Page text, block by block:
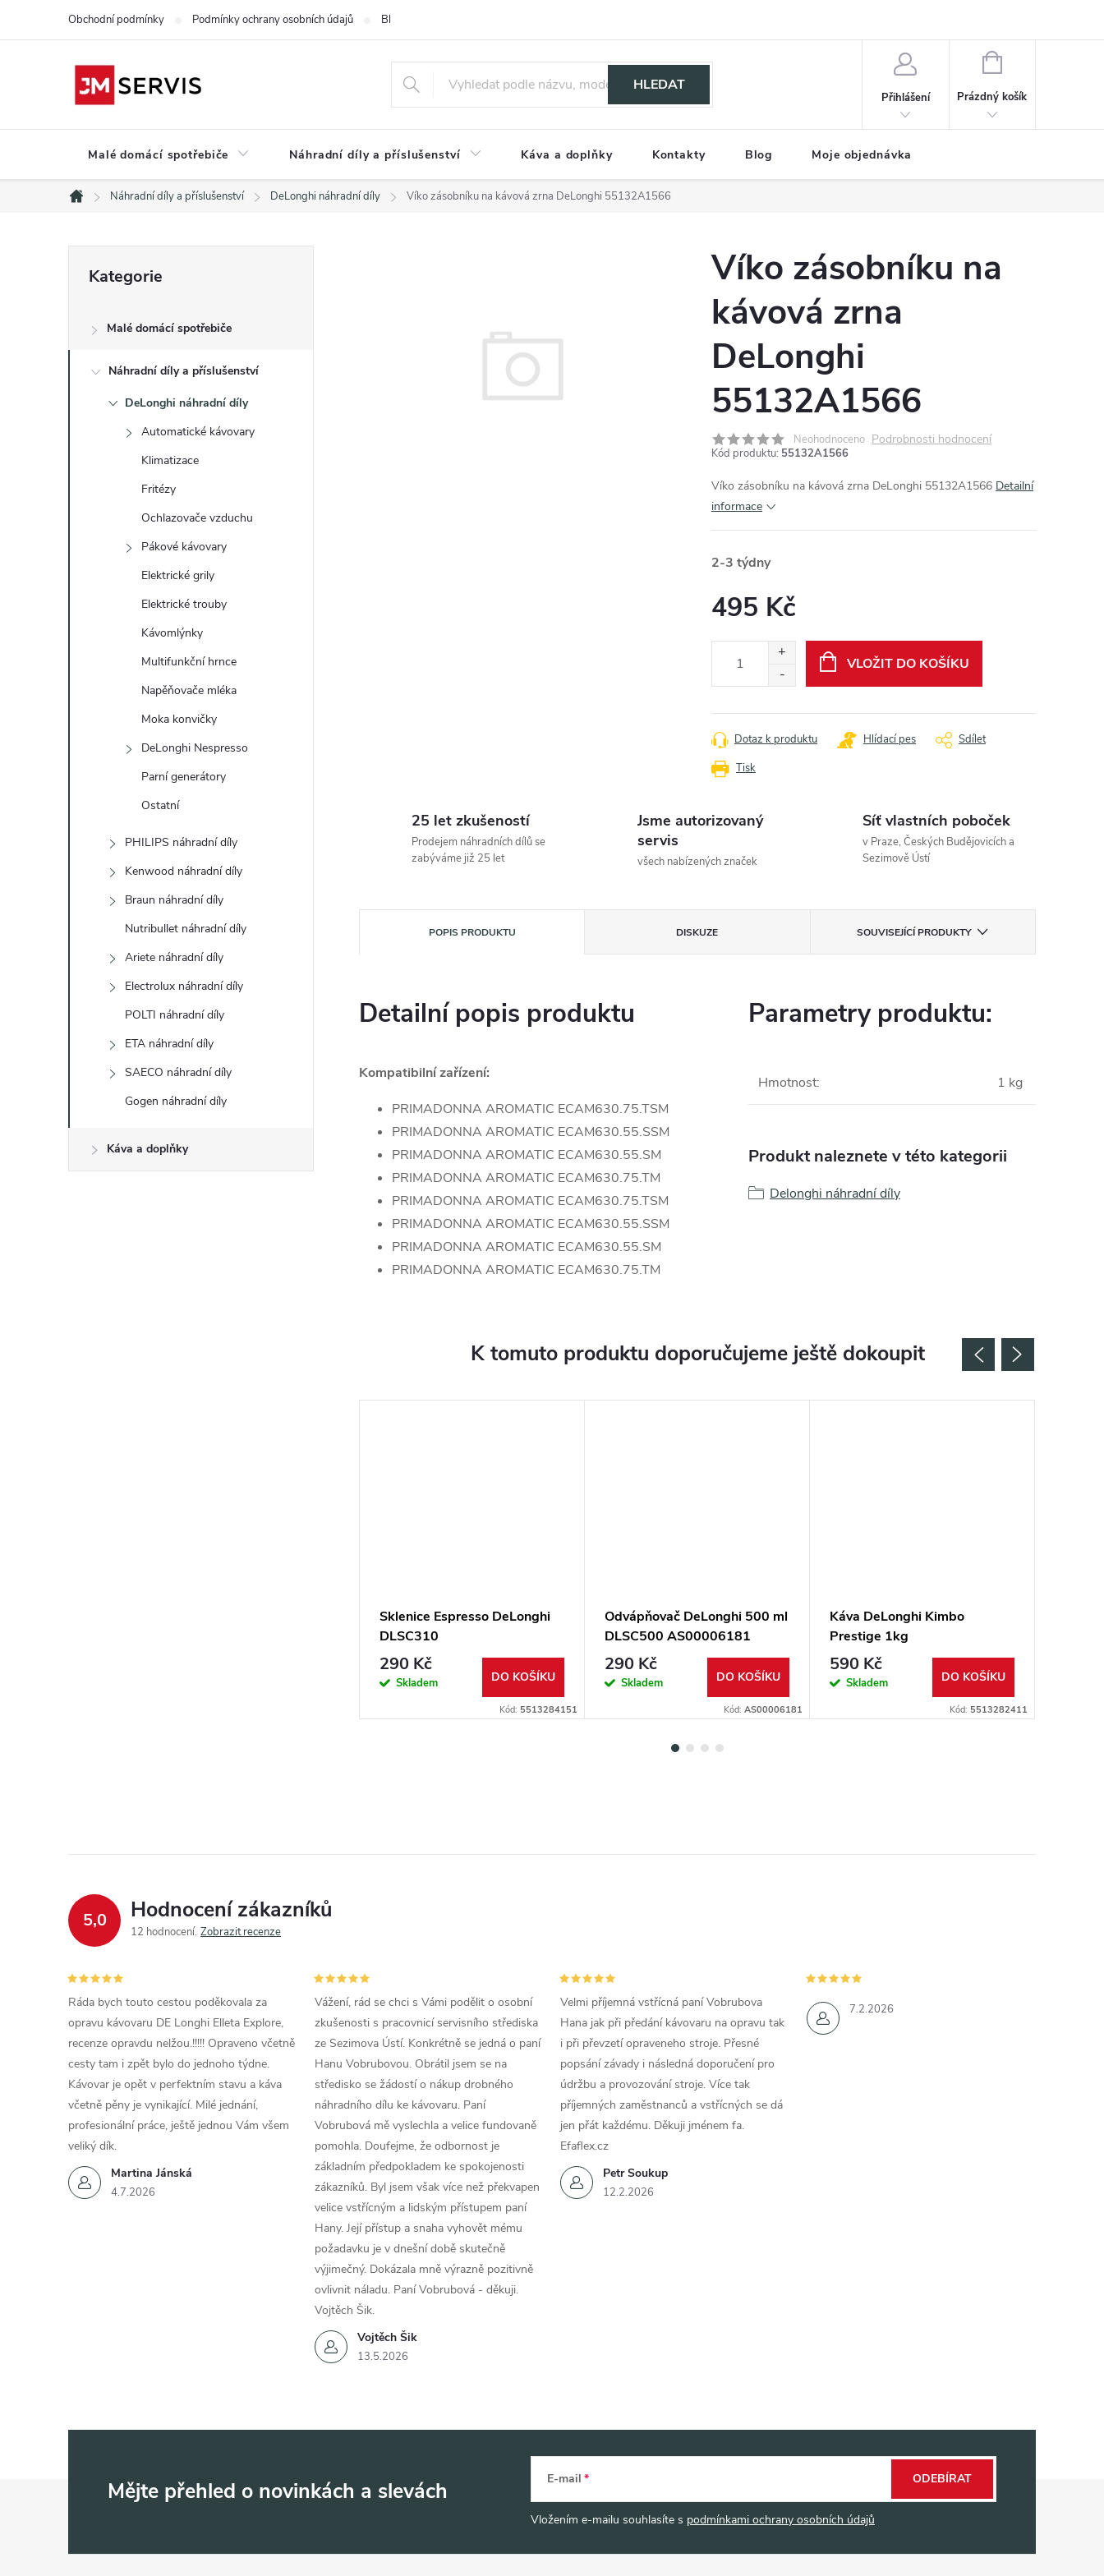
Obchodní podmínky Podmínky ochrany osobních údajů Blog
HLEDAT
Přihlášení
NÁKUPNÍ
Prázdný košík
Malé domácí spotřebiče Náhradní díly a příslušenství Káva a doplňky Kontakty Blog Moje objednávka
Domů
Náhradní díly a příslušenství DeLonghi náhradní díly Víko zásobníku na kávová zrna DeLonghi 55132A1566
s
kategorie
Kategorie
Malé domácí spotřebiče
Náhradní díly a příslušenství
DeLonghi náhradní díly
Automatické kávovary
Klimatizace
Fritézy
Ochlazovače vzduchu
Pákové kávovary
Elektrické grily
Elektrické trouby
Kávomlýnky
Multifunkční hrnce
Napěňovače mléka
Moka konvičky
DeLonghi Nespresso
Parní generátory
Ostatní
PHILIPS náhradní díly
Kenwood náhradní díly
Braun náhradní díly
Nutribullet náhradní díly
Ariete náhradní díly
Electrolux náhradní díly
POLTI náhradní díly
ETA náhradní díly
SAECO náhradní díly
Gogen náhradní díly
Káva a doplňky
Víko zásobníku na
kávová zrna
DeLonghi
55132A1566
Neohodnoceno Podrobnosti hodnocení
Kód produktu: 55132A1566
Víko zásobníku na kávová zrna DeLonghi 55132A1566 Detailní
informace
2-3 týdny
495 Kč
VLOŽIT DO KOŠÍKU
Tisk
Dotaz k produktu Hlídací pes Sdílet
25 let zkušeností
Prodejem náhradních dílů se
zabýváme již 25 let
Jsme autorizovaný
servis
všech nabízených značek
Síť vlastních poboček
v Praze, Českých Budějovicích a
Sezimově Ústí
POPIS PRODUKTU DISKUZE SOUVISEJÍCÍ PRODUKTY
Detailní popis produktu
Kompatibilní zařízení:
PRIMADONNA AROMATIC ECAM630.75.TSM
PRIMADONNA AROMATIC ECAM630.55.SSM
PRIMADONNA AROMATIC ECAM630.55.SM
PRIMADONNA AROMATIC ECAM630.75.TM
PRIMADONNA AROMATIC ECAM630.75.TSM
PRIMADONNA AROMATIC ECAM630.55.SSM
PRIMADONNA AROMATIC ECAM630.55.SM
PRIMADONNA AROMATIC ECAM630.75.TM
Parametry produktu:
Hmotnost: 1 kg
Produkt naleznete v této kategorii
Delonghi náhradní díly
K tomuto produktu doporučujeme ještě dokoupit
Sklenice Espresso DeLonghi
DLSC310
290 Kč
Skladem DO KOŠÍKU
Kód: 5513284151
Odvápňovač DeLonghi 500 ml
DLSC500 AS00006181
290 Kč
Skladem DO KOŠÍKU
Kód: AS00006181
Káva DeLonghi Kimbo
Prestige 1kg
590 Kč
Skladem DO KOŠÍKU
Kód: 5513282411
5,0 Hodnocení zákazníků
12 hodnocení Zobrazit recenze
Martina Jánská
4.7.2026
Ráda bych touto cestou poděkovala za
opravu kávovaru DE Longhi Elleta Explore,
recenze opravdu nelžou.!!!!! Opraveno včetně
cesty tam i zpět bylo do jednoho týdne.
Kávovar je opět v perfektním stavu a káva
včetně pěny je vynikající. Milé jednání,
profesionální práce, ještě jednou Vám všem
veliký dík.
Vojtěch Šik
13.5.2026
Vážení, rád se chci s Vámi podělit o osobní
zkušenosti s pracovnicí servisního střediska
ze Sezimova Ústí. Konkrétně se jedná o paní
Hanu Vobrubovou. Obrátil jsem se na
středisko se žádostí o nákup drobného
náhradního dílu ke kávovaru. Paní
Vobrubová mě vyslechla a velice fundovaně
pomohla. Doufejme, že odbornost je
základním předpokladem ke spokojenosti
zákazníků. Byl jsem však více než překvapen
velice vstřícným a lidským přístupem paní
Hany. Její přístup a snaha vyhovět mému
požadavku je v dnešní době skutečně
výjimečný. Dokázala mně výrazně pozitivně
ovlivnit náladu. Paní Vobrubová - děkuji.
Vojtěch Šik.
Petr Soukup
12.2.2026
Velmi příjemná vstřícná paní Vobrubova
Hana jak při předání kávovaru na opravu tak
i při převzetí opraveneho stroje. Přesné
popsání závady i následná doporučení pro
údržbu a provozování stroje. Více tak
příjemných zaměstnanců a vstřícných se dá
jen přát každému. Děkuji jménem fa.
Efaflex.cz
7.2.2026
Mějte přehled o novinkách a slevách E-mail
Vložením e-mailu souhlasíte s podmínkami ochrany osobních údajů
ODEBÍRAT